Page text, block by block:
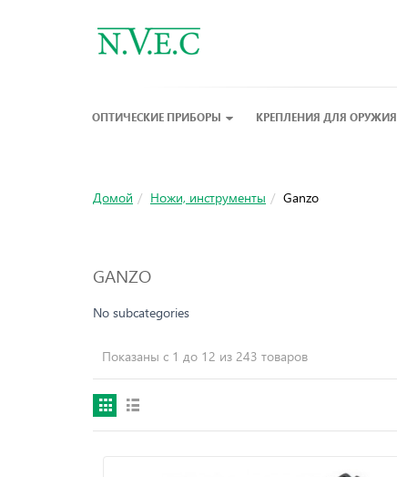
ОПТИЧЕСКИЕ ПРИБОРЫ КРЕПЛЕНИЯ ДЛЯ ОРУЖИЯ
Домой Ножи, инструменты Ganzo
GANZO
No subcategories
Показаны с 1 до 12 из 243 товаров